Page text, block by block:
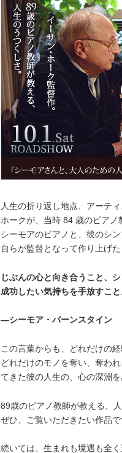
人生の折り返し地点、アーテ
ホークが、当時 84 歳のピアノ
シーモアのピアノと、彼のシ
自らが監督となって作り上げ
じぶんの心と向き合うこと、
成功したい気持ちを手放すこ
―シーモア・バーンスタイン
この言葉からも、どれだけの経
どれだけのモノを奪い、奪わ
てきた彼の人生の、心の深淵
89歳のピアノ教師が教える、人
ぜひ、ご覧いただきたい作品で
続いては、生まれも境遇も全